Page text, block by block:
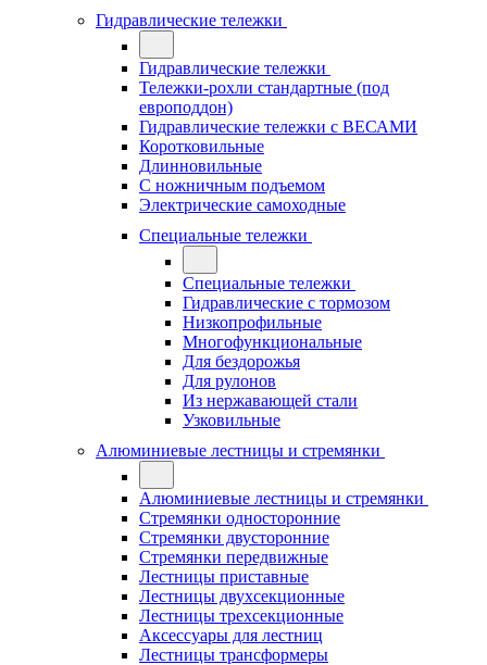
Гидравлические тележки
Гидравлические тележки
Тележки-рохли стандартные (под
европоддон)
Гидравлические тележки с ВЕСАМИ
Коротковильные
Длинновильные
С ножничным подъемом
Электрические самоходные
Специальные тележки
Специальные тележки
Гидравлические с тормозом
Низкопрофильные
Многофункциональные
Для бездорожья
Для рулонов
Из нержавающей стали
Узковильные
Алюминиевые лестницы и стремянки
Алюминиевые лестницы и стремянки
Стремянки односторонние
Стремянки двусторонние
Стремянки передвижные
Лестницы приставные
Лестницы двухсекционные
Лестницы трехсекционные
Аксессуары для лестниц
Лестницы трансформеры